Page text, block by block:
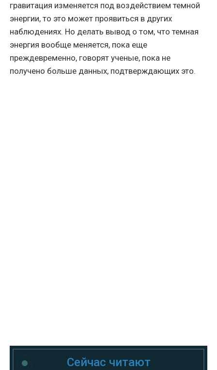
гравитация изменяется под воздействием темной
энергии, то это может проявиться в других
наблюдениях. Но делать вывод о том, что темная
энергия вообще меняется, пока еще
преждевременно, говорят ученые, пока не
получено больше данных, подтверждающих это.
Сейчас читают